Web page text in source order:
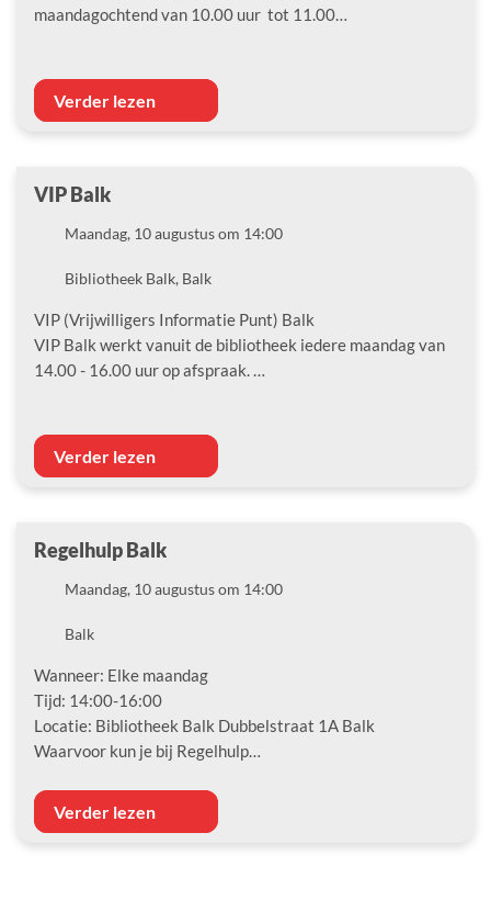
maandagochtend van 10.00 uur tot 11.00…
Verder lezen
VIP Balk
DatumMaandag, 10 augustus om 14:00
LocatieBibliotheek Balk, Balk
VIP (Vrijwilligers Informatie Punt) Balk
VIP Balk werkt vanuit de bibliotheek iedere maandag van
14.00 - 16.00 uur op afspraak. …
Verder lezen
Regelhulp Balk
DatumMaandag, 10 augustus om 14:00
LocatieBalk
Wanneer: Elke maandag
Tijd: 14:00-16:00
Locatie: Bibliotheek Balk Dubbelstraat 1A Balk
Waarvoor kun je bij Regelhulp…
Verder lezen